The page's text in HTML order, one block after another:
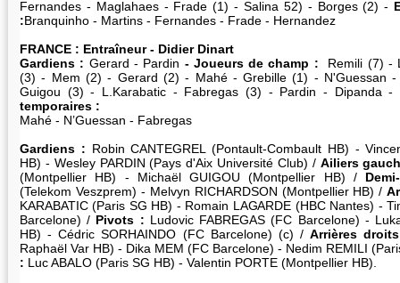
Fernandes - Maglahaes - Frade (1) - Salina 52) - Borges (2) -
:Branquinho - Martins - Fernandes - Frade - Hernandez
FRANCE : Entraîneur - Didier Dinart
Gardiens : Gerard - Pardin - Joueurs de champ :
Remili (7) -
(3) - Mem (2) - Gerard (2) - Mahé - Grebille (1) - N'Guessan
Guigou (3) - L.Karabatic - Fabregas (3) - Pardin - Dipanda -
temporaires :
Mahé - N’Guessan - Fabregas
Gardiens : Robin CANTEGREL (Pontault-Combault HB) -
HB) - Wesley PARDIN (Pays d'Aix Université Club) / Ailiers
(Montpellier HB) - Michaël GUIGOU (Montpellier HB) /
(Telekom Veszprem) - Melvyn RICHARDSON (Montpellier HB) /
KARABATIC (Paris SG HB) - Romain LAGARDE (HBC Nantes) -
Barcelone) / Pivots : Ludovic FABREGAS (FC Barcelone) -
HB) - Cédric SORHAINDO (FC Barcelone) (c) / Arrières
Raphaël Var HB) - Dika MEM (FC Barcelone) - Nedim REMILI
: Luc ABALO (Paris SG HB) - Valentin PORTE (Montpellier HB).